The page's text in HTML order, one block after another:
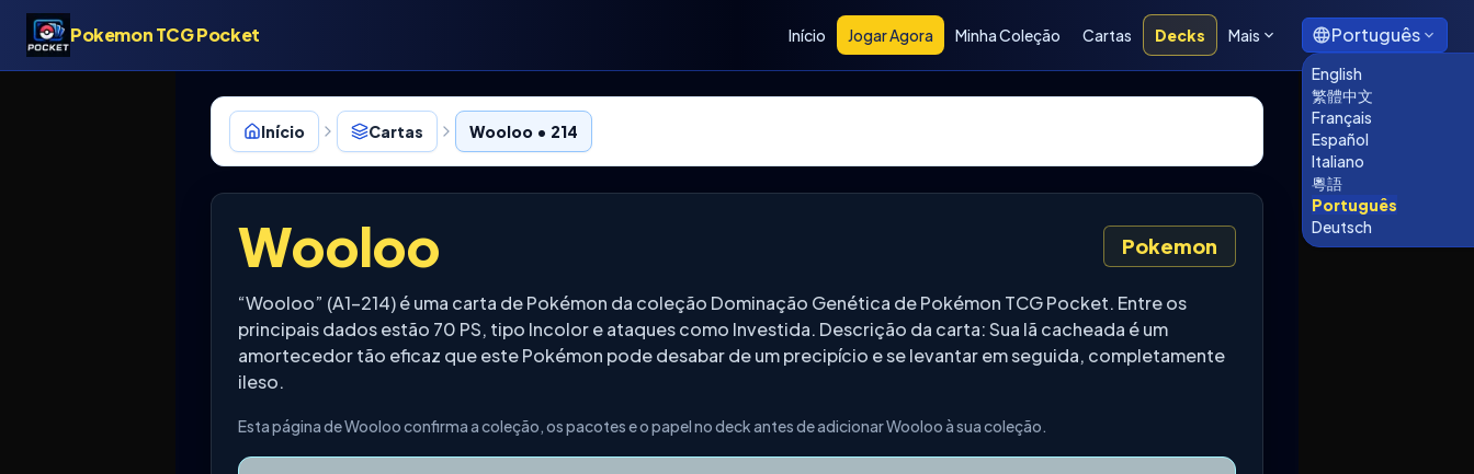
Pokemon TCG Pocket Início Jogar Agora Minha Coleção Cartas Decks Mais Português
English
繁體中文
Français
Español
Italiano
粵語
Português
Deutsch
Início Cartas Wooloo • 214
Wooloo Pokemon
“Wooloo” (A1-214) é uma carta de Pokémon da coleção Dominação Genética de Pokémon TCG Pocket. Entre os
principais dados estão 70 PS, tipo Incolor e ataques como Investida. Descrição da carta: Sua lã cacheada é um
amortecedor tão eficaz que este Pokémon pode desabar de um precipício e se levantar em seguida, completamente
ileso.
Esta página de Wooloo confirma a coleção, os pacotes e o papel no deck antes de adicionar Wooloo à sua coleção.